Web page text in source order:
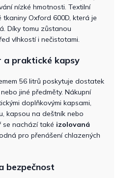
nízké hmotnosti. Textilní
Oxford 600D, která je
Díky tomu zůstanou
vlhkostí i nečistotami.
a praktické kapsy
56 litrů poskytuje dostatek
jiné předměty. Nákupní
doplňkovými kapsami,
kapsou na deštník nebo
se nachází také izolovaná
pro přenášení chlazených
bezpečnost